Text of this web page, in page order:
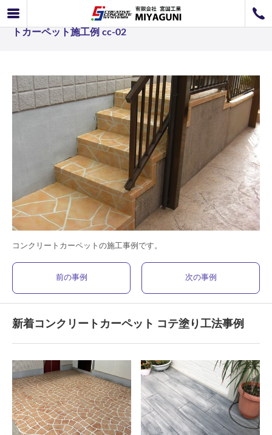
072-726-8800
コンクリートカーペット コテ塗り工法事例 コンクリー
トカーペット施工例 cc-02
コンクリートカーペットの施工事例です。
前の事例 次の事例
新着コンクリートカーペット コテ塗り工法事例